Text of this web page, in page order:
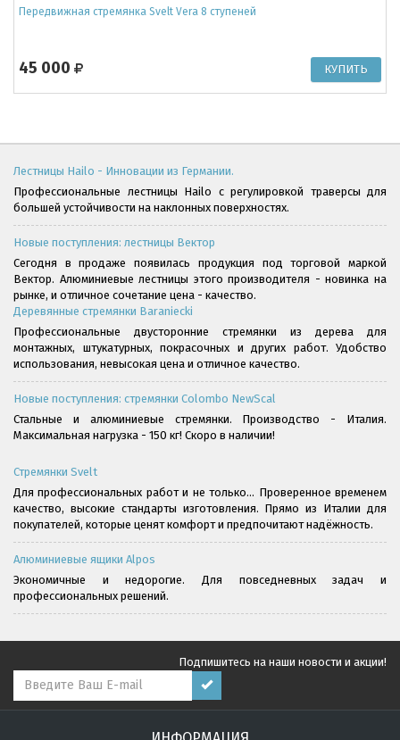
Передвижная стремянка Svelt Vera 8 ступеней
45 000
Лестницы Hailo - Инновации из Германии.
Профессиональные лестницы Hailo с регулировкой траверсы для
большей устойчивости на наклонных поверхностях.
Новые поступления: лестницы Вектор
Сегодня в продаже появилась продукция под торговой маркой
Вектор. Алюминиевые лестницы этого производителя - новинка на
рынке, и отличное сочетание цена - качество.
Деревянные стремянки Baraniecki
Профессиональные двусторонние стремянки из дерева для
монтажных, штукатурных, покрасочных и других работ. Удобство
использования, невысокая цена и отличное качество.
Новые поступления: стремянки Colombo NewScal
Стальные и алюминиевые стремянки. Производство - Италия.
Максимальная нагрузка - 150 кг! Скоро в наличии!
Стремянки Svelt
Для профессиональных работ и не только... Проверенное временем
качество, высокие стандарты изготовления. Прямо из Италии для
покупателей, которые ценят комфорт и предпочитают надёжность.
Алюминиевые ящики Alpos
Экономичные и недорогие. Для повседневных задач и
профессиональных решений.
Подпишитесь на наши новости и акции!